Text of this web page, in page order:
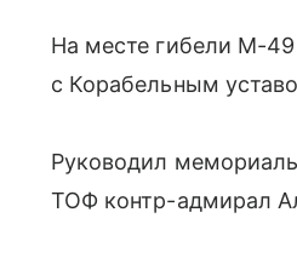
На месте гибели М-49
с Корабельным
Руководил
ТОФ контр-адмирал